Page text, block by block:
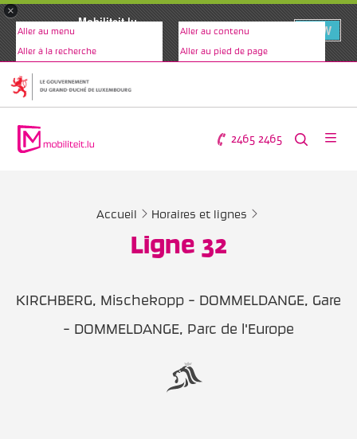
×
Mobiliteit.lu
VIEW
Aller au menu Aller au contenu
Aller à la recherche Aller au pied de page
2465 2465
Accueil Horaires et lignes
Ligne 32
KIRCHBERG, Mischekopp - DOMMELDANGE, Gare
- DOMMELDANGE, Parc de l'Europe